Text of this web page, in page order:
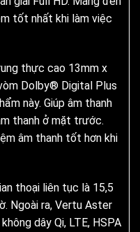
tốt nhất khi làm việc
thực cao 13mm x
Dolby® Digital Plus
này. Giúp âm thanh
thanh ở mặt trước.
âm thanh tốt hơn khi
thoại liên tục là 15,5
Ngoài ra, Vertu Aster
dây Qi, LTE, HSPA